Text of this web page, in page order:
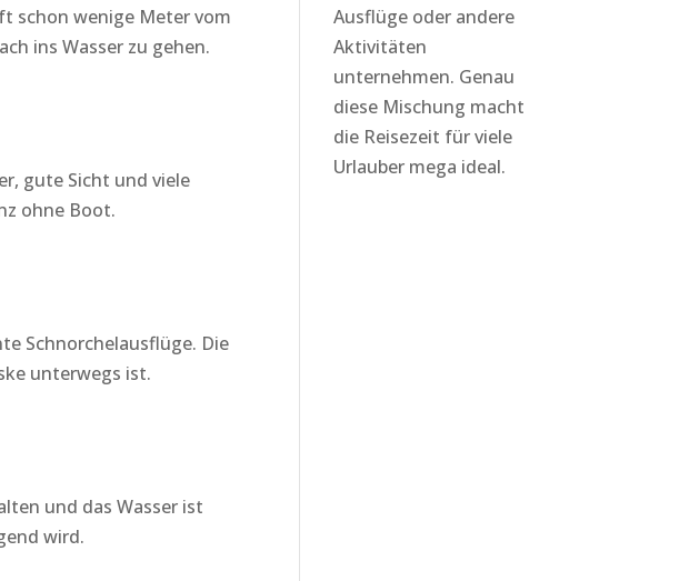
schon wenige Meter vom
ins Wasser zu gehen.
gute Sicht und viele
ohne Boot.
Schnorchelausflüge. Die
unterwegs ist.
und das Wasser ist
wird.
Ausflüge oder andere
Aktivitäten
unternehmen. Genau
diese Mischung macht
die Reisezeit für viele
Urlauber mega ideal.